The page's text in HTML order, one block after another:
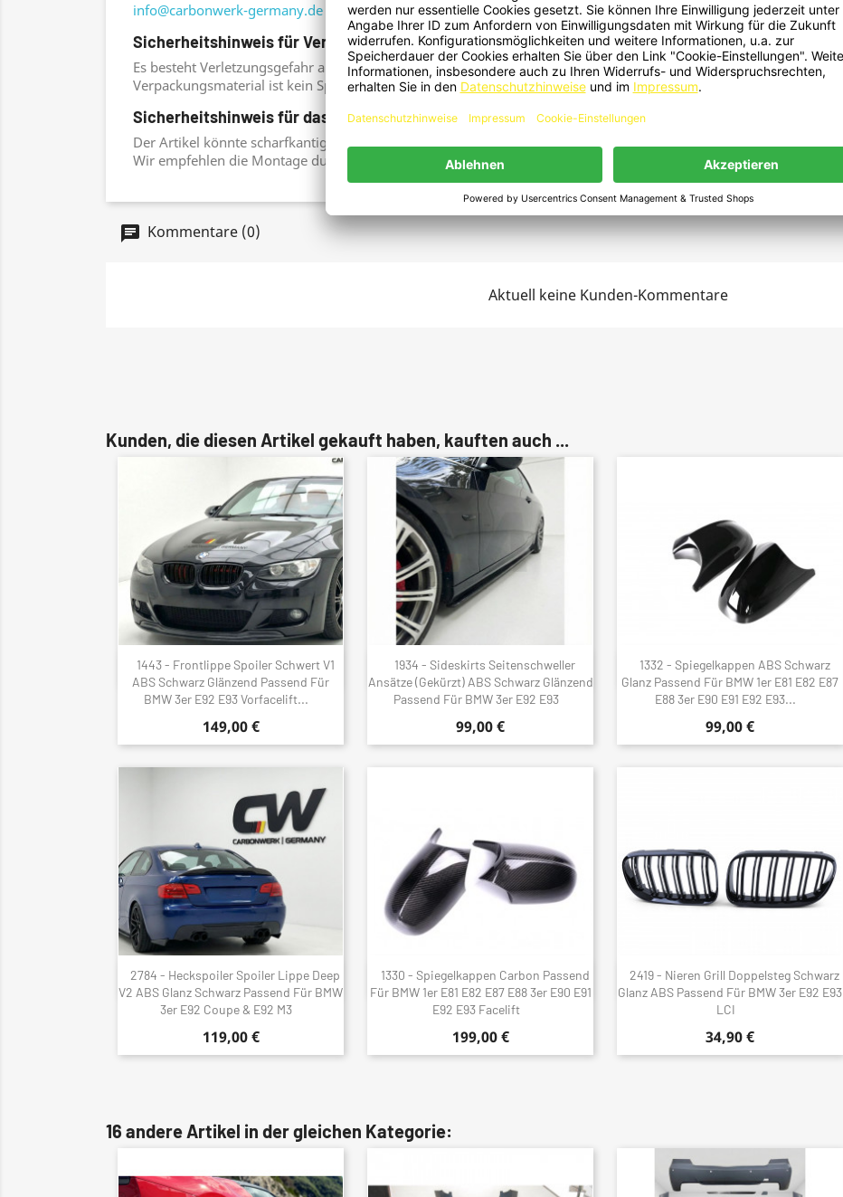
info@carbonwerk-germany.de
Sicherheitshinweis für Verpackung:
Es besteht Verletzungsgefahr an scharfen Papier-, Karton- oder Folienkanten sowie spitzen Metallklammern.
Verpackungsmaterial ist kein Spielzeug. Erstickungsgefahr für Kinder oder Tiere.
Sicherheitshinweis für das Produkt:
Der Artikel könnte scharfkantig sein. Es besteht Verletzungsgefahr
Wir empfehlen die Montage durch einen KFZ-Fachbetrieb
Kommentare (0)
Aktuell keine Kunden-Kommentare
Kunden, die diesen Artikel gekauft haben, kauften auch ...
1443 - Frontlippe Spoiler Schwert V1
ABS Schwarz Glänzend Passend Für
BMW 3er E92 E93 Vorfacelift...
149,00 €
Schnellansicht
1934 - Sideskirts Seitenschweller
Ansätze (gekürzt) ABS Schwarz Glänzend
Passend Für BMW 3er E92 E93
99,00 €
Schnellansicht
1332 - Spiegelkappen ABS Schwarz
Glanz Passend Für BMW 1er E81 E82 E87
E88 3er E90 E91 E92 E93...
99,00 €
Schnellansicht
2784 - Heckspoiler Spoiler Lippe Deep
V2 ABS Glanz Schwarz Passend Für BMW
3er E92 Coupe & E92 M3
119,00 €
Schnellansicht
1330 - Spiegelkappen Carbon Passend
Für BMW 1er E81 E82 E87 E88 3er E90 E91
E92 E93 Facelift
199,00 €
Schnellansicht
2419 - Nieren Grill Doppelsteg Schwarz
Glanz ABS Passend Für BMW 3er E92 E93
LCI
34,90 €
Schnellansicht
16 andere Artikel in der gleichen Kategorie: